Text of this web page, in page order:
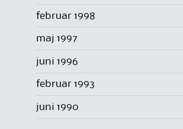
februar 1998
maj 1997
juni 1996
februar 1993
juni 1990